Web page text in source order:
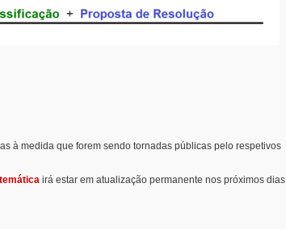
à medida que forem sendo tornadas públicas pelo respetivos
irá estar em atualização permanente nos próximos dias.